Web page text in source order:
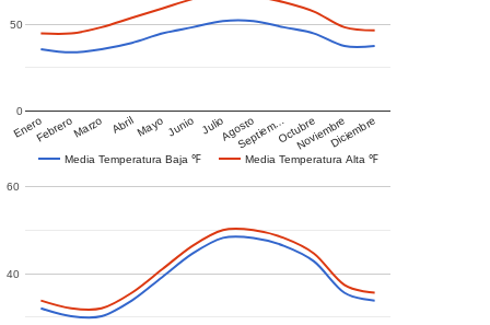
Media Temperatura Baja ℉ Media Temperatura Alta ℉
EneroFebreroMarzo AbrilMayo Junio JulioAgosto
Septiem…OctubreNoviembreDiciembre
0
50
40
60